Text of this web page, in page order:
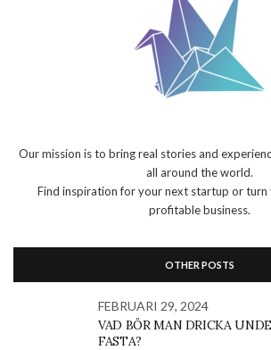
Our mission is to bring real stories and
all around the world.
Find inspiration for your next startup or turn
profitable business.
OTHER POSTS
FEBRUARI 29, 2024
VAD BÖR MAN DRICKA
FASTA?